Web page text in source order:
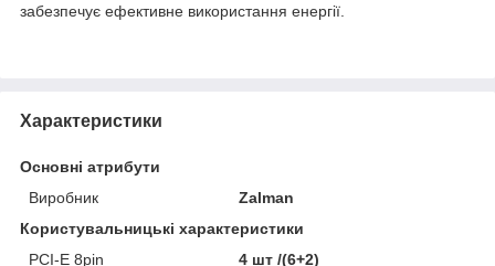
забезпечує ефективне використання енергії.
Характеристики
Основні атрибути
Виробник
Zalman
Користувальницькі характеристики
PCI-E 8pin
4 шт /(6+2)